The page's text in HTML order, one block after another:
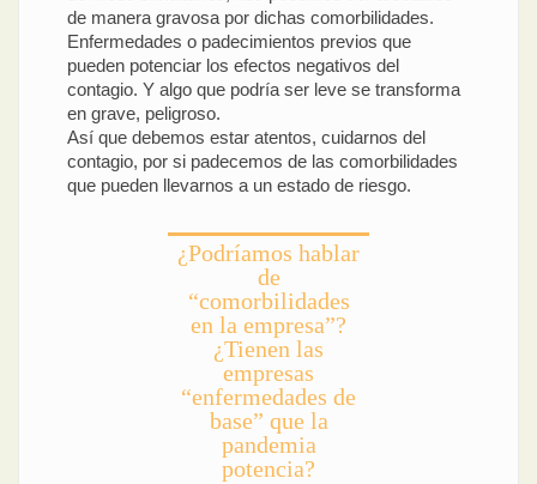
de manera gravosa por dichas comorbilidades.
Enfermedades o padecimientos previos que
pueden potenciar los efectos negativos del
contagio. Y algo que podría ser leve se transforma
en grave, peligroso.
Así que debemos estar atentos, cuidarnos del
contagio, por si padecemos de las comorbilidades
que pueden llevarnos a un estado de riesgo.
¿Podríamos hablar
de
“comorbilidades
en la empresa”?
¿Tienen las
empresas
“enfermedades de
base” que la
pandemia
potencia?